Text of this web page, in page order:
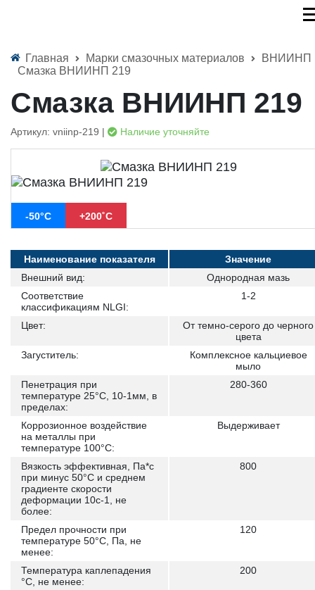
Главная Марки смазочных материалов
ВНИИНП
Смазка ВНИИНП 219
Смазка ВНИИНП 219
Артикул: vniinp-219 | Наличие уточняйте
-50°С +200˚С
Наименование показателя
Значение
Внешний вид:
Однородная мазь
Соответствие
классификациям NLGI:
1-2
Цвет:
От темно-серого до черного
цвета
Загуститель:
Комплексное кальциевое
мыло
Пенетрация при
температуре 25°С, 10-1мм, в
пределах:
280-360
Коррозионное воздействие
на металлы при
температуре 100°С:
Выдерживает
Вязкость эффективная, Па*с
при минус 50°С и среднем
градиенте скорости
деформации 10с-1, не
более:
800
Предел прочности при
температуре 50°С, Па, не
менее:
120
Температура каплепадения
°С, не менее:
200